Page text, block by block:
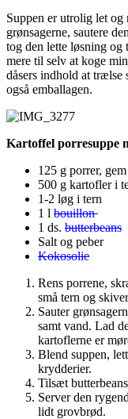
Suppen er utrolig let og
grønsagerne, sautere
tog den lette løsning og
mere til selv at koge
dåsers indhold at trælse
også emballagen.
Kartoffel porresuppe
125 g porrer,
500 g kartofler i
1-2 løg i tern
1 l bouillon
1 ds. butterbeans
Salt og peber
Kokosolie
Rens porrene,
små tern og
Sauter
samt vand. Lad
kartoflerne er
Blend suppen,
krydderier.
Tilsæt
Server den
lidt grovbrød.